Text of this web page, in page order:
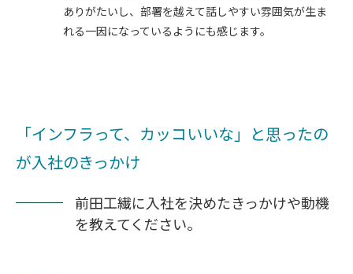
ありがたいし、部署を越えて話しやすい雰囲気が生ま
れる一因になっているようにも感じます。
「インフラって、カッコいいな」と思ったの
が入社のきっかけ
前田工繊に入社を決めたきっかけや動機
を教えてください。